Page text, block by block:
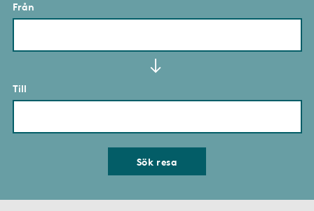
Från
Till
Sök resa